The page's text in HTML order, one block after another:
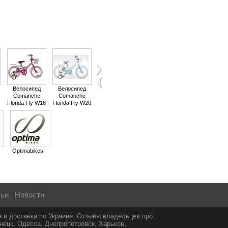
Велосипед
Comanche
Florida Fly W16
Велосипед
Comanche
Florida Fly W20
Optimabikes
Новости
доставка по Украине. Отзывы владельцев про
Одесса, Днепропетровск, Харьков,